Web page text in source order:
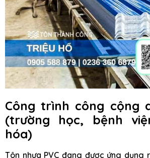
Công trình công cộng
(trường học, bệnh
hóa)
Tôn nhựa PVC đang được ứng